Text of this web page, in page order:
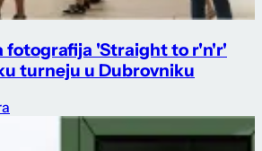
fotografija 'Straight to r'n'r'
turneju u Dubrovniku